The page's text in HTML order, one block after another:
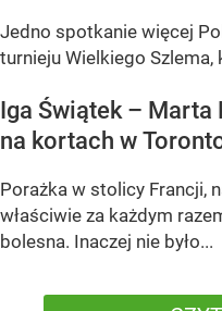
Jedno spotkanie więcej
turnieju Wielkiego Szlema,
Iga Świątek –
na kortach w
Porażka w stolicy Francji,
właściwie za każdym
bolesna. Inaczej nie było...